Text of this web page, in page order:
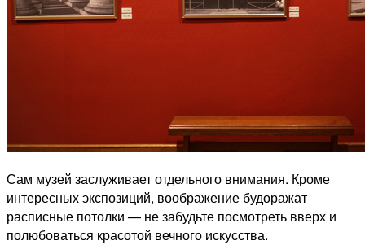
Сам музей заслуживает отдельного внимания. Кроме
интересных экспозиций, воображение будоражат
расписные потолки — не забудьте посмотреть вверх и
полюбоваться красотой вечного искусства.